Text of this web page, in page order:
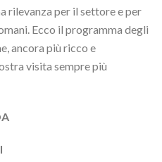
rilevanza per il settore e per
Ecco il programma degli
ancora più ricco e
visita sempre più